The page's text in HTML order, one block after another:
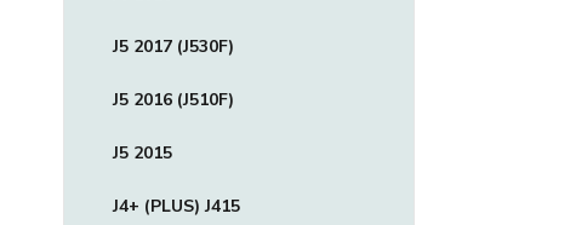
J5 2017 (J530F)
J5 2016 (J510F)
J5 2015
J4+ (PLUS) J415